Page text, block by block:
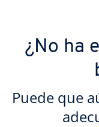
¿No ha
Puede que